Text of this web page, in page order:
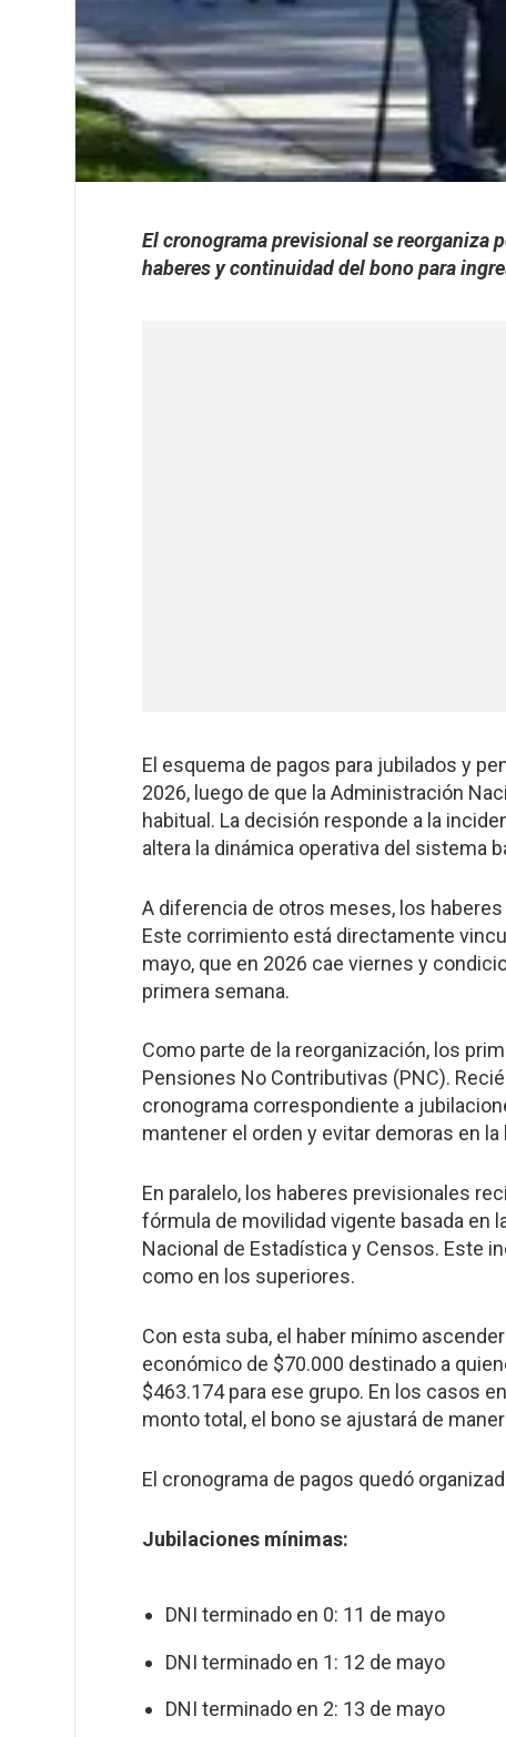
El cronograma previsional se reorganiza
haberes y continuidad del bono para
El esquema de pagos para jubilados y
2026, luego de que la Administración
habitual. La decisión responde a la
altera la dinámica operativa del sistema
A diferencia de otros meses, los
Este corrimiento está directamente
mayo, que en 2026 cae viernes y
primera semana.
Como parte de la reorganización, los
Pensiones No Contributivas (PNC).
cronograma correspondiente a
mantener el orden y evitar demoras en la
En paralelo, los haberes previsionales
fórmula de movilidad vigente basada en
Nacional de Estadística y Censos. Este
como en los superiores.
Con esta suba, el haber mínimo
económico de $70.000 destinado a
$463.174 para ese grupo. En los casos
monto total, el bono se ajustará de
El cronograma de pagos quedó
Jubilaciones mínimas:
DNI terminado en 0: 11 de mayo
DNI terminado en 1: 12 de mayo
DNI terminado en 2: 13 de mayo